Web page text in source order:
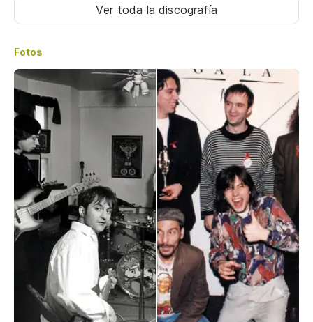
Ver toda la discografía
Fotos